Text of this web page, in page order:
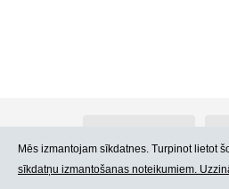
Mēs izmantojam sīkdatnes. Turpinot lietot
sīkdatņu izmantošanas noteikumiem.